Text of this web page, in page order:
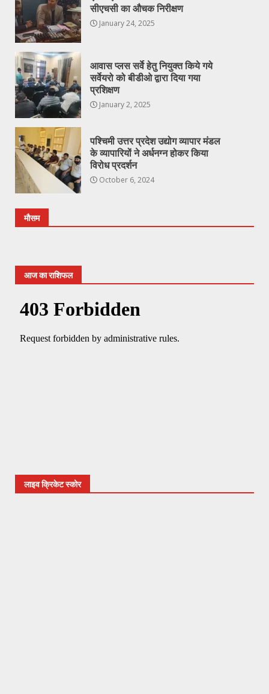
सीएचसी का औचक निरीक्षण
January 24, 2025
आवास प्लस सर्वे हेतु नियुक्त किये गये
सर्वेयरो को बीडीओ द्वारा दिया गया
प्रशिक्षण
January 2, 2025
पश्चिमी उत्तर प्रदेश उद्योग व्यापार मंडल
के व्यापारियों ने अर्धनग्न होकर किया
विरोध प्रदर्शन
October 6, 2024
मौसम
आज का राशिफल
लाइव क्रिकेट स्कोर